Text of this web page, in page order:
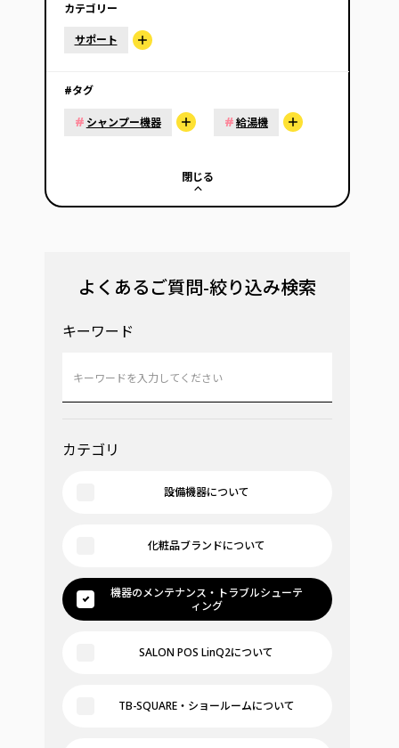
カテゴリー
サポート
#タグ
# シャンプー機器 #給湯機
閉じる
よくあるご質問-絞り込み検索
キーワード
カテゴリ
設備機器について
化粧品ブランドについて
機器のメンテナンス・トラブルシューテ
ィング
SALON POS LinQ2について
TB-SQUARE・ショールームについて